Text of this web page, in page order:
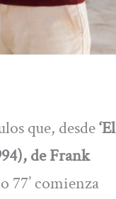
que, desde‘El
de Frank
77’ comienza